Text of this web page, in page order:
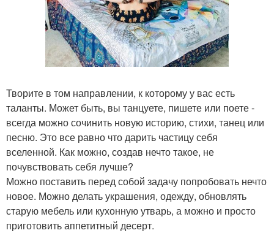
Творите в том направлении, к которому у вас есть
таланты. Может быть, вы танцуете, пишете или поете -
всегда можно сочинить новую историю, стихи, танец или
песню. Это все равно что дарить частицу себя
вселенной. Как можно, создав нечто такое, не
почувствовать себя лучше?
Можно поставить перед собой задачу попробовать нечто
новое. Можно делать украшения, одежду, обновлять
старую мебель или кухонную утварь, а можно и просто
приготовить аппетитный десерт.